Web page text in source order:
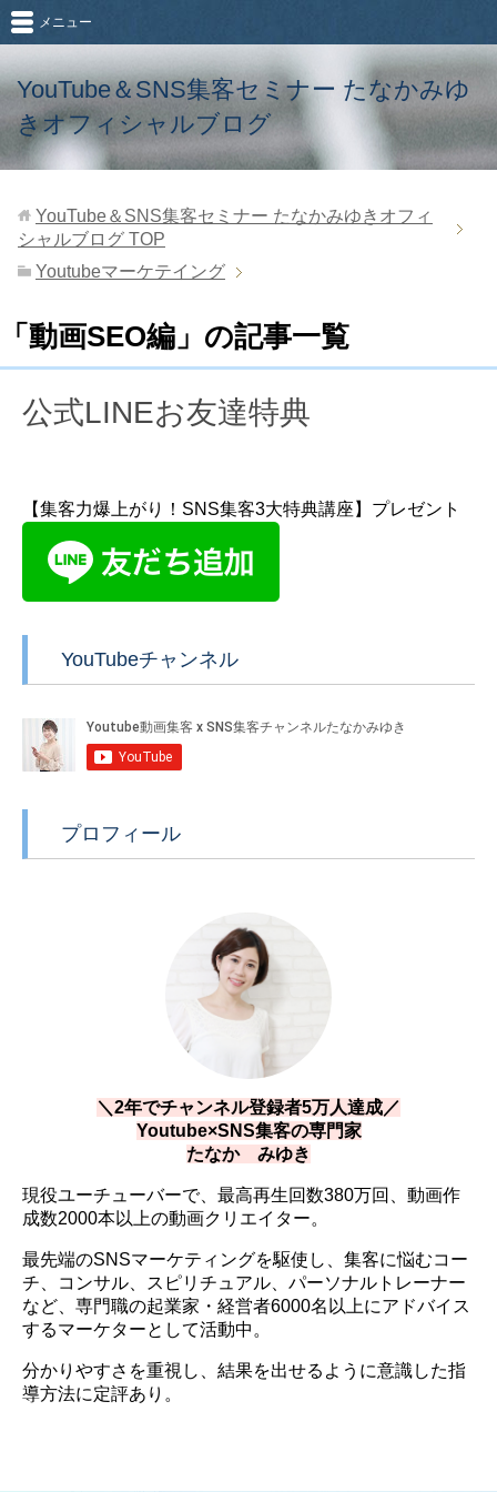
YouTube＆SNS集客セミナー たなかみゆ
きオフィシャルブログ
メニュー
YouTube＆SNS集客セミナー たなかみゆきオフィ
シャルブログ TOP
Youtubeマーケテイング
「動画SEO編」の記事一覧
公式LINEお友達特典
【集客力爆上がり！SNS集客3大特典講座】プレゼント
YouTubeチャンネル
プロフィール
＼2年でチャンネル登録者5万人達成／
Youtube×SNS集客の専門家
たなか みゆき
現役ユーチューバーで、最高再生回数380万回、動画作
成数2000本以上の動画クリエイター。
最先端のSNSマーケティングを駆使し、集客に悩むコー
チ、コンサル、スピリチュアル、パーソナルトレーナー
など、専門職の起業家・経営者6000名以上にアドバイス
するマーケターとして活動中。
分かりやすさを重視し、結果を出せるように意識した指
導方法に定評あり。